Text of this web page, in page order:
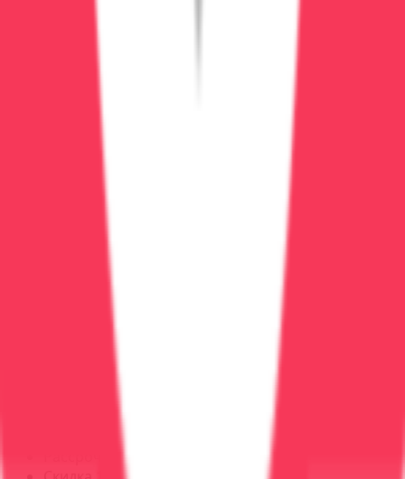
Как сэкономить на лечении
Начните лечение на ранней стадии:
Выбирайте амбулаторное лечение:
Оплачивайте пакетом:
курс сразу дешевле чем
по услугам
Используйте акции:
многие клиники дают
скидки 10-20%
Рассрочка:
спрашивайте о беспроцентной
рассрочке (есть во многих центрах)
Клиника АСК Вера: цены и
программы
Наши преимущества:
Прозрачное ценообразование (без скрытых
Рассрочка 0% на 3-6 месяцев